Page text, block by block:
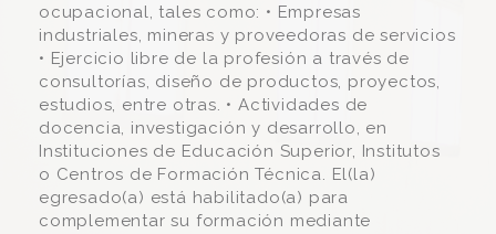
ocupacional, tales como: • Empresas
industriales, mineras y proveedoras de servicios
• Ejercicio libre de la profesión a través de
consultorías, diseño de productos, proyectos,
estudios, entre otras. • Actividades de
docencia, investigación y desarrollo, en
Instituciones de Educación Superior, Institutos
o Centros de Formación Técnica. El(la)
egresado(a) está habilitado(a) para
complementar su formación mediante